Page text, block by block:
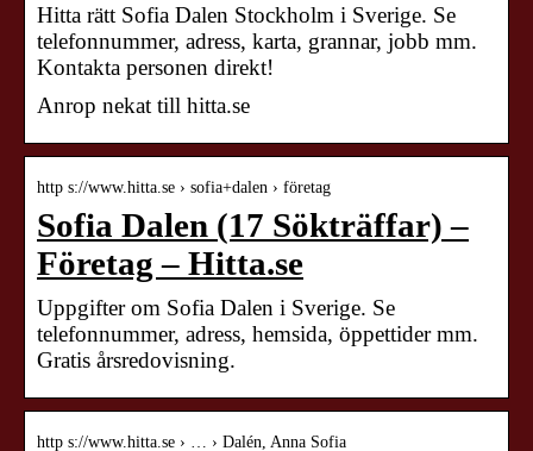
Hitta rätt Sofia Dalen Stockholm i Sverige. Se
telefonnummer, adress, karta, grannar, jobb mm.
Kontakta personen direkt!
Anrop nekat till hitta.se
http s://www.hitta.se › sofia+dalen › företag
Sofia Dalen (17 Sökträffar) –
Företag – Hitta.se
Uppgifter om Sofia Dalen i Sverige. Se
telefonnummer, adress, hemsida, öppettider mm.
Gratis årsredovisning.
http s://www.hitta.se › … › Dalén, Anna Sofia